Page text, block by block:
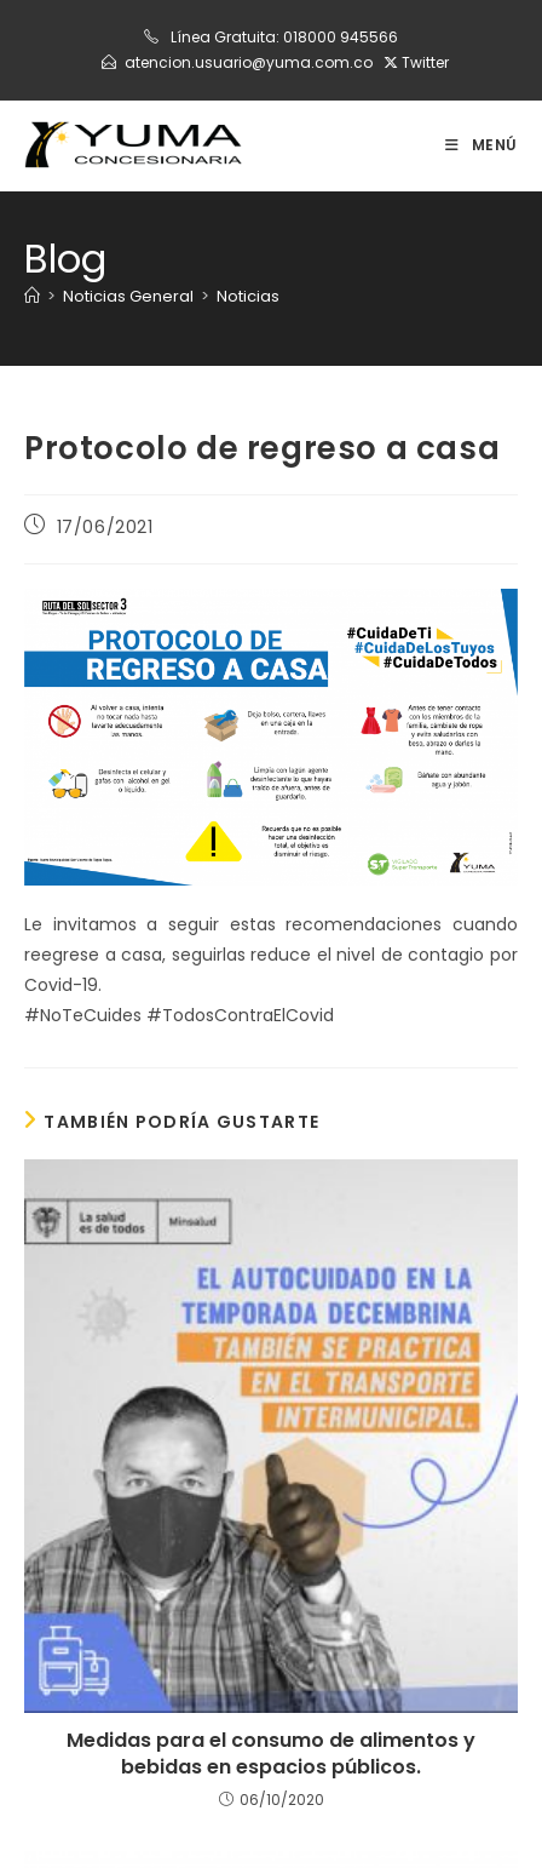
Línea Gratuita: 018000 945566
atencion.usuario@yuma.com.co
Twitter
MENÚ
Blog
> Noticias General > Noticias
Protocolo de regreso a casa
Publicación
17/06/2021
Le invitamos a seguir estas recomendaciones cuando
reegrese a casa, seguirlas reduce el nivel de contagio por
Covid-19.
#NoTeCuides #TodosContraElCovid
TAMBIÉN PODRÍA GUSTARTE
Medidas para el consumo de alimentos y
bebidas en espacios públicos.
06/10/2020